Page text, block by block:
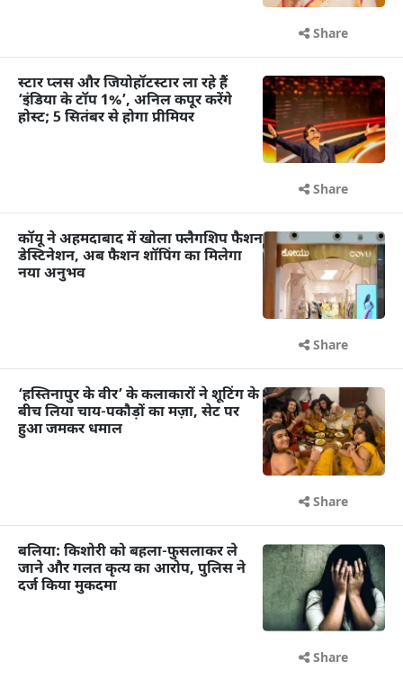
Share
स्टार प्लस और जियोहॉटस्टार ला रहे हैं
‘इंडिया के टॉप 1%’, अनिल कपूर करेंगे
होस्ट; 5 सितंबर से होगा प्रीमियर
Share
कॉयू ने अहमदाबाद में खोला फ्लैगशिप फैशन
डेस्टिनेशन, अब फैशन शॉपिंग का मिलेगा
नया अनुभव
Share
‘हस्तिनापुर के वीर’ के कलाकारों ने शूटिंग के
बीच लिया चाय-पकौड़ों का मज़ा, सेट पर
हुआ जमकर धमाल
Share
बलिया: किशोरी को बहला-फुसलाकर ले
जाने और गलत कृत्य का आरोप, पुलिस ने
दर्ज किया मुकदमा
Share